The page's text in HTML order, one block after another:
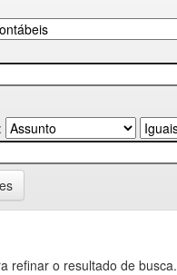
refinar o resultado de busca.